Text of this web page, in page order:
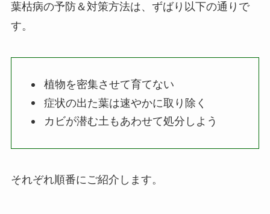
葉枯病の予防＆対策方法は、ずばり以下の通りで
す。
植物を密集させて育てない
症状の出た葉は速やかに取り除く
カビが潜む土もあわせて処分しよう
それぞれ順番にご紹介します。